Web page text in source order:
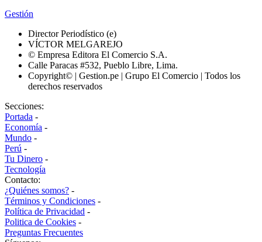
Gestión
Director Periodístico (e)
VÍCTOR MELGAREJO
© Empresa Editora El Comercio S.A.
Calle Paracas #532, Pueblo Libre, Lima.
Copyright© | Gestion.pe | Grupo El Comercio | Todos los
derechos reservados
Secciones:
Portada -
Economía -
Mundo -
Perú -
Tu Dinero -
Tecnología
Contacto:
¿Quiénes somos? -
Términos y Condiciones -
Política de Privacidad -
Politica de Cookies -
Preguntas Frecuentes